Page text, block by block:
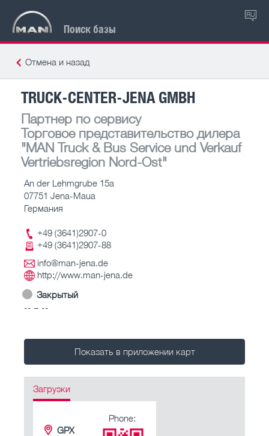
Поиск базы
RU
Отмена и назад
TRUCK-CENTER-JENA GMBH
Партнер по сервису
Торговое представительство дилера
"MAN Truck & Bus Service und Verkauf
Vertriebsregion Nord-Ost"
An der Lehmgrube 15a
07751 Jena-Maua
Германия
+49 (3641)2907-0
+49 (3641)2907-88
info@man-jena.de
http://www.man-jena.de
Закрытый
-- – --
Показать в приложении карт
Загрузки
GPX
Phone: